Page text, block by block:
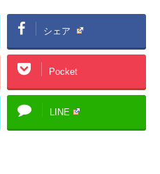
シェア
Pocket
LINE